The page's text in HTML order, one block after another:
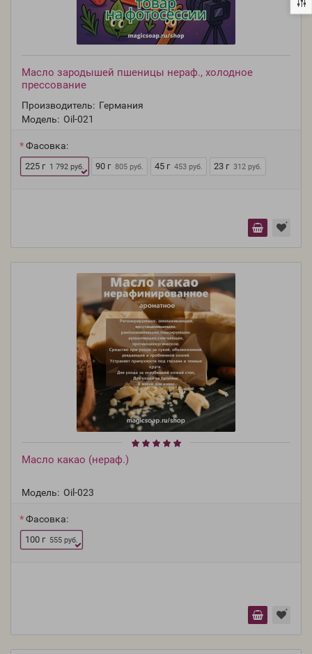
Масло зародышей пшеницы нераф., холодное
прессование
Производитель: Германия
Модель: Oil-021
Фасовка:
225 г 1 792 руб. 90 г 805 руб. 45 г 453 руб. 23 г 312 руб.
Масло какао (нераф.)
Модель: Oil-023
Фасовка:
100 г 555 руб.